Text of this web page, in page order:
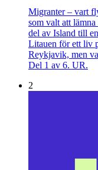
Migranter – vart
som valt att
del av Island till
Litauen för ett liv
Reykjavik, men
Del 1 av 6. UR.
2